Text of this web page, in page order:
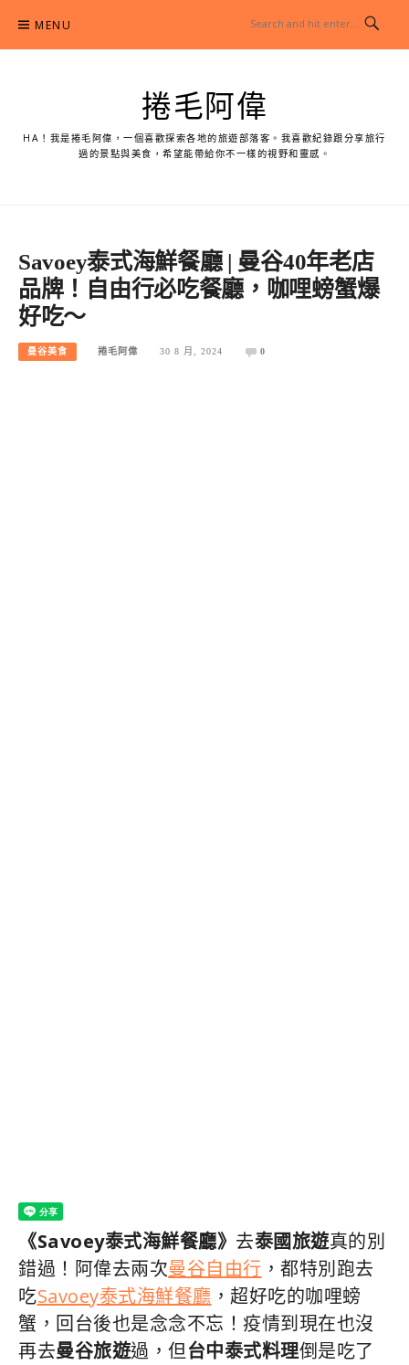
content
MENU
捲毛阿偉
HA！我是捲毛阿偉，一個喜歡探索各地的旅遊部落客。我喜歡紀錄跟分享旅行
過的景點與美食，希望能帶給你不一樣的視野和靈感。
Savoey泰式海鮮餐廳 | 曼谷40年老店
品牌！自由行必吃餐廳，咖哩螃蟹爆
好吃～
曼谷美食 捲毛阿偉 30 8 月, 2024 0
《Savoey泰式海鮮餐廳》 去泰國旅遊真的別
錯過！阿偉去兩次曼谷自由行 ，都特別跑去
吃Savoey泰式海鮮餐廳 ，超好吃的咖哩螃
蟹，回台後也是念念不忘！疫情到現在也沒
再去曼谷旅遊過，但台中泰式料理倒是吃了